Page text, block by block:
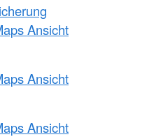
Ansicht
Ansicht
Ansicht